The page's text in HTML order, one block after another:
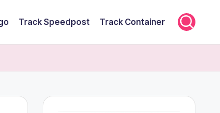
Track Speedpost Track Container